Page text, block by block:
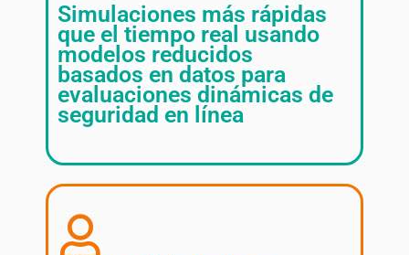
Simulaciones más rápidas
que el tiempo real usando
modelos reducidos
basados en datos para
evaluaciones dinámicas de
seguridad en línea